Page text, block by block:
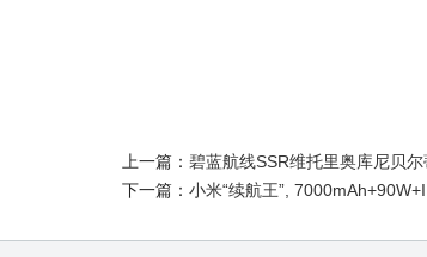
上一篇： 碧蓝航线SSR维托里奥库尼贝
下一篇： 小米“续航王”,